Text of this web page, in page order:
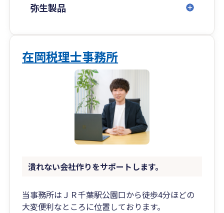
弥生製品
在岡税理士事務所
潰れない会社作りをサポートします。
当事務所はＪＲ千葉駅公園口から徒歩4分ほどの
大変便利なところに位置しております。